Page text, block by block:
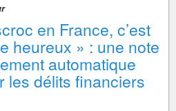
en France, c’est
heureux » : une note
automatique
les délits financiers